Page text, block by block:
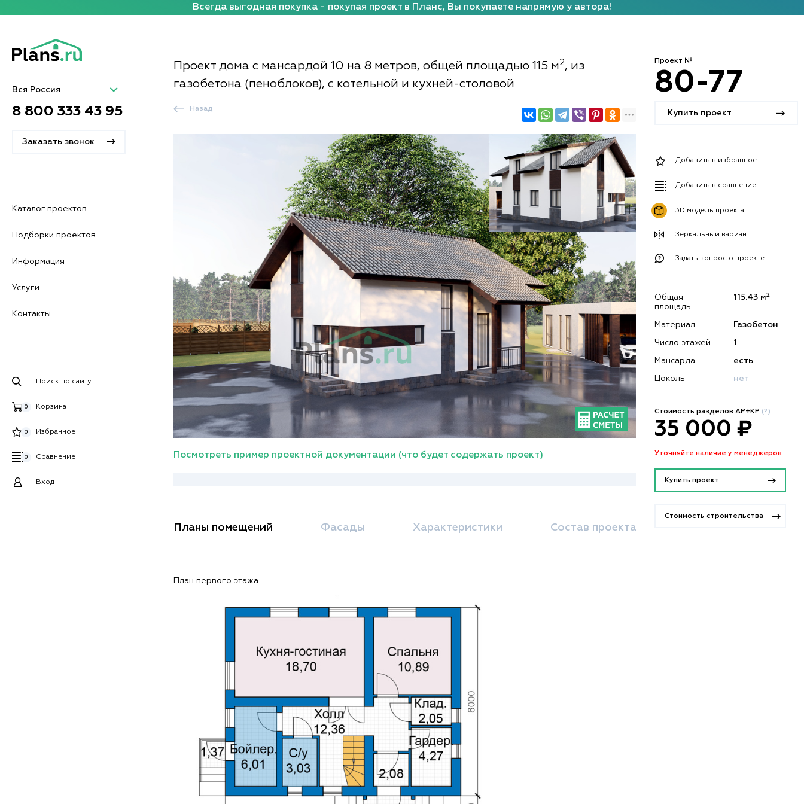
Всегда выгодная покупка - покупая проект в Планс, Вы покупаете напрямую у автора!
Вся Россия
8 800 333 43 95
Заказать звонок
Каталог проектов
Подборки проектов
Информация
Услуги
Контакты
Поиск по сайту
Корзина
0
Избранное
0
Сравнение
0
Вход
Проект дома с мансардой 10 на 8 метров, общей площадью 115 м2, из
газобетона (пеноблоков), с котельной и кухней-столовой
Назад
Посмотреть пример проектной документации (что будет содержать проект)
Планы помещений Фасады Характеристики Состав проекта
План первого этажа
Проект №
80-77
Купить проект
Добавить в избранное
Добавить в сравнение
3D модель проекта
Зеркальный вариант
Задать вопрос о проекте
Общая
площадь
115.43 м2
Материал Газобетон
Число этажей 1
Мансарда есть
Цоколь нет
Стоимость разделов АР+КР (?)
35 000 ₽
Уточняйте наличие у менеджеров
Купить проект
Стоимость строительства